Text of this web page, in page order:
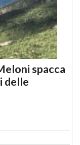
spacca
delle